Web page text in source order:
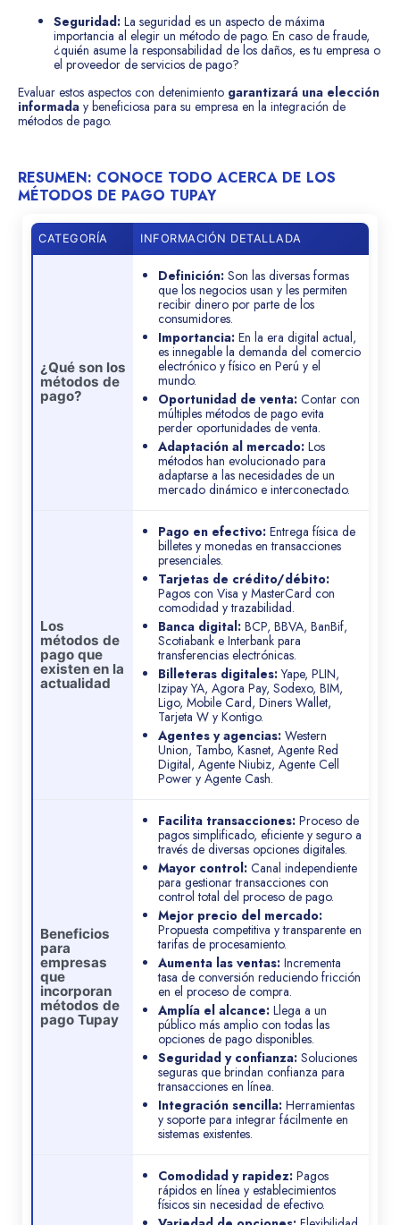
Seguridad: La seguridad es un aspecto de máxima
importancia al elegir un método de pago. En caso de fraude,
¿quién asume la responsabilidad de los daños, es tu empresa o
el proveedor de servicios de pago?
Evaluar estos aspectos con detenimiento garantizará una elección
informada y beneficiosa para su empresa en la integración de
métodos de pago.
RESUMEN: CONOCE TODO ACERCA DE LOS
MÉTODOS DE PAGO TUPAY
CATEGORÍA INFORMACIÓN DETALLADA
¿Qué son los
métodos de
pago?
Definición: Son las diversas formas
que los negocios usan y les permiten
recibir dinero por parte de los
consumidores.
Importancia: En la era digital actual,
es innegable la demanda del comercio
electrónico y físico en Perú y el
mundo.
Oportunidad de venta: Contar con
múltiples métodos de pago evita
perder oportunidades de venta.
Adaptación al mercado: Los
métodos han evolucionado para
adaptarse a las necesidades de un
mercado dinámico e interconectado.
Los
métodos de
pago que
existen en la
actualidad
Pago en efectivo: Entrega física de
billetes y monedas en transacciones
presenciales.
Tarjetas de crédito/débito:
Pagos con Visa y MasterCard con
comodidad y trazabilidad.
Banca digital: BCP, BBVA, BanBif,
Scotiabank e Interbank para
transferencias electrónicas.
Billeteras digitales:Yape, PLIN,
Izipay YA, Agora Pay, Sodexo, BIM,
Ligo, Mobile Card, Diners Wallet,
Tarjeta W y Kontigo.
Agentes y agencias: Western
Union, Tambo, Kasnet, Agente Red
Digital, Agente Niubiz, Agente Cell
Power y Agente Cash.
Beneficios
para
empresas
que
incorporan
métodos de
pago Tupay
Facilita transacciones: Proceso de
pagos simplificado, eficiente y seguro a
través de diversas opciones digitales.
Mayor control: Canal independiente
para gestionar transacciones con
control total del proceso de pago.
Mejor precio del mercado:
Propuesta competitiva y transparente en
tarifas de procesamiento.
Aumenta las ventas: Incrementa
tasa de conversión reduciendo fricción
en el proceso de compra.
Amplía el alcance: Llega a un
público más amplio con todas las
opciones de pago disponibles.
Seguridad y confianza: Soluciones
seguras que brindan confianza para
transacciones en línea.
Integración sencilla: Herramientas
y soporte para integrar fácilmente en
sistemas existentes.
Comodidad y rapidez: Pagos
rápidos en línea y establecimientos
físicos sin necesidad de efectivo.